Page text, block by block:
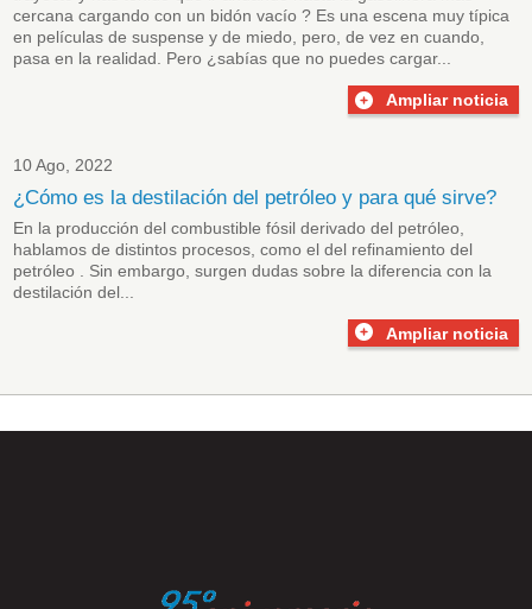
cercana cargando con un bidón vacío ? Es una escena muy típica
en películas de suspense y de miedo, pero, de vez en cuando,
pasa en la realidad. Pero ¿sabías que no puedes cargar...
Ampliar noticia
10 Ago, 2022
¿Cómo es la destilación del petróleo y para qué sirve?
En la producción del combustible fósil derivado del petróleo,
hablamos de distintos procesos, como el del refinamiento del
petróleo
. Sin embargo, surgen dudas sobre la diferencia con la
destilación del...
Ampliar noticia